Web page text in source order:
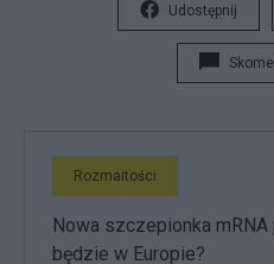
Udostępnij
Rozmaitości
Nowa szczepionka
będzie w Europie?